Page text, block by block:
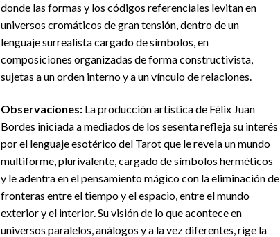
donde las formas y los códigos referenciales levitan en
universos cromáticos de gran tensión, dentro de un
lenguaje surrealista cargado de símbolos, en
composiciones organizadas de forma constructivista,
sujetas a un orden interno y a un vínculo de relaciones.
Observaciones: La producción artística de Félix Juan
Bordes iniciada a mediados de los sesenta refleja su interés
por el lenguaje esotérico del Tarot que le revela un mundo
multiforme, plurivalente, cargado de símbolos herméticos
y le adentra en el pensamiento mágico con la eliminación de
fronteras entre el tiempo y el espacio, entre el mundo
exterior y el interior. Su visión de lo que acontece en
universos paralelos, análogos y a la vez diferentes, rige la